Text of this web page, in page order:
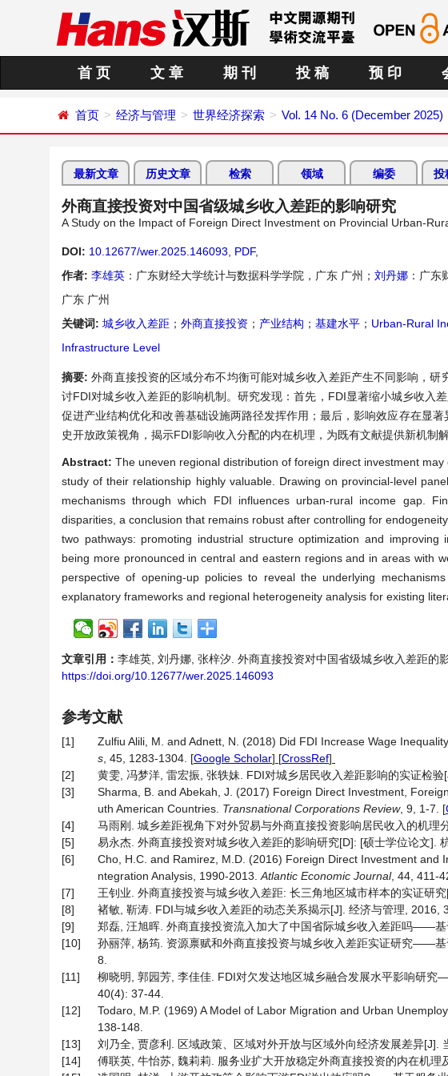
首 页 文 章 期 刊 投 稿 预 印
首页 经济与管理 世界经济探索 Vol. 14 No. 6 (December 2025)
最新文章 历史文章 检索 领域 编委 投
外商直接投资对中国省级城乡收入差距的影响研究
A Study on the Impact of Foreign Direct Investment on Provincial Urban-
DOI: 10.12677/wer.2025.146093 PDF,
作者: 李雄英 ：广东财经大学统计与数据科学学院，广东 广州； 刘丹娜 ：广东
广东 广州
关键词: 城乡收入差距 ； 外商直接投资 ； 产业结构 ； 基建水平 ； Urban-Rural
Infrastructure Level
摘要:外商直接投资的区域分布不均衡可能对城乡收入差距产生不同影响，
讨FDI对城乡收入差距的影响机制。研究发现：首先，FDI显著缩小城乡收入
促进产业结构优化和改善基础设施两路径发挥作用；最后，影响效应存在显
史开放政策视角，揭示FDI影响收入分配的内在机理，为既有文献提供新机制
Abstract:The uneven regional distribution of foreign direct investment
study of their relationship highly valuable. Drawing on provincial-level
mechanisms through which FDI influences urban-rural income gap.
disparities, a conclusion that remains robust after controlling for
two pathways: promoting industrial structure optimization and improving
being more pronounced in central and eastern regions and in areas with
perspective of opening-up policies to reveal the underlying
explanatory frameworks and regional heterogeneity analysis for existing
文章引用： 李雄英, 刘丹娜, 张梓汐. 外商直接投资对中国省级城乡收入差距的
https://doi.org/10.12677/wer.2025.146093
参考文献
[1] Zulfiu Alili, M. and Adnett, N. (2018) Did FDI Increase Wage
s , 45, 1283-1304. [Google Scholar] [CrossRef]
[2]
黄雯, 冯梦洋, 雷宏振, 张轶妹. FDI对城乡居民收入差距影响的实证检
[3]
Sharma, B. and Abekah, J. (2017) Foreign Direct Investment,
uth American Countries. Transnational Corporations Review, 9, 1-7. [
[4]
马雨刚. 城乡差距视角下对外贸易与外商直接投资影响居民收入的机
[5]
易永杰. 外商直接投资对城乡收入差距的影响研究[D]: [硕士学位论文].
[6]
Cho, H.C. and Ramirez, M.D. (2016) Foreign Direct Investment and
ntegration Analysis, 1990-2013. Atlantic Economic Journal, 44, 411-
[7]
王钊业. 外商直接投资与城乡收入差距: 长三角地区城市样本的实证研
[8]
褚敏, 靳涛. FDI与城乡收入差距的动态关系揭示[J]. 经济与管理, 2016,
[9]
郑磊, 汪旭晖. 外商直接投资流入加大了中国省际城乡收入差距吗——
[10]
孙丽萍, 杨筠. 资源禀赋和外商直接投资与城乡收入差距实证研究——
8.
[11]
柳晓明, 郭园芳, 李佳佳. FDI对欠发达地区城乡融合发展水平影响研
40(4): 37-44.
[12]
Todaro, M.P. (1969) A Model of Labor Migration and Urban
138-148.
[13]
刘乃全, 贾彦利. 区域政策、区域对外开放与区域外向经济发展差异[J].
[14]
傅联英, 牛怡苏, 魏莉莉. 服务业扩大开放稳定外商直接投资的内在机理